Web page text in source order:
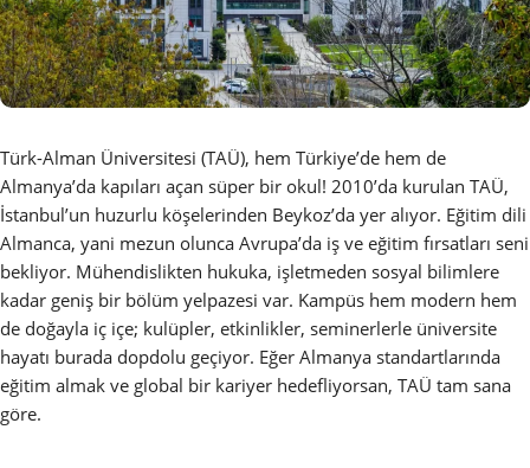
Türk-Alman Üniversitesi (TAÜ), hem Türkiye’de hem de
Almanya’da kapıları açan süper bir okul! 2010’da kurulan TAÜ,
İstanbul’un huzurlu köşelerinden Beykoz’da yer alıyor. Eğitim dili
Almanca, yani mezun olunca Avrupa’da iş ve eğitim fırsatları seni
bekliyor. Mühendislikten hukuka, işletmeden sosyal bilimlere
kadar geniş bir bölüm yelpazesi var. Kampüs hem modern hem
de doğayla iç içe; kulüpler, etkinlikler, seminerlerle üniversite
hayatı burada dopdolu geçiyor. Eğer Almanya standartlarında
eğitim almak ve global bir kariyer hedefliyorsan, TAÜ tam sana
göre.